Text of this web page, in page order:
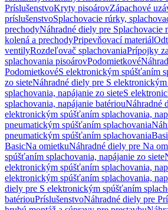
PríslušenstvoKryty pisoárovZápachové
príslušenstvoSplachovacie rúrky,
prechodyNáhradné diely pre Splachovacie
kolená a prechodyPripevňovací materiál
ventilyRozdeľovač splachovaniaPrípojky
splachovania pisoárovPodomietkové
PodomietkovéS elektronickým spúšťaním
zo sieteNáhradné diely pre S
splachovania, napájanie zo sieteS
splachovania, napájanie batériouNáhradné
elektronickým spúšťaním splachovania,
pneumatickým spúšťaním splachovania
pneumatickým spúšťaním splachovania
BasicNa omietkuNáhradné diely pre Na
spúšťaním splachovania, napájanie zo siete
elektronickým spúšťaním splachovania,
elektronickým spúšťaním splachovania,
diely pre S elektronickým spúšťaním
batériouPríslušenstvoNáhradné diely pre